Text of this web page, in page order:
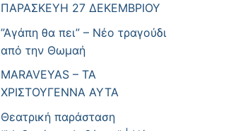
ΠΑΡΑΣΚΕΥΗ 27 ΔΕΚΕΜΒΡΙΟΥ
”Αγάπη θα πει” – Νέο τραγούδι
από την Θωμαή
MARAVEYAS – ΤΑ
ΧΡΙΣΤΟΥΓΕΝΝΑ ΑΥΤΑ
Θεατρική παράσταση